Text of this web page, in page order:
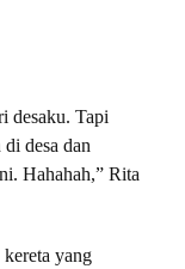
desaku. Tapi
di desa dan
Hahahah,” Rita
kereta yang